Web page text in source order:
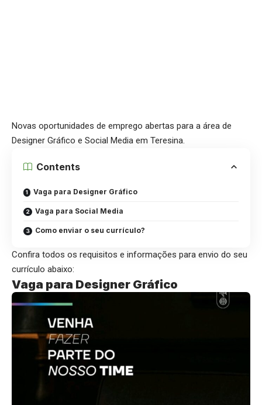
Novas oportunidades de emprego abertas para a área de
Designer Gráfico e Social Media em Teresina.
Contents
Vaga para Designer Gráfico
Vaga para Social Media
Como enviar o seu currículo?
Confira todos os requisitos e informações para envio do seu
currículo abaixo:
Vaga para Designer Gráfico